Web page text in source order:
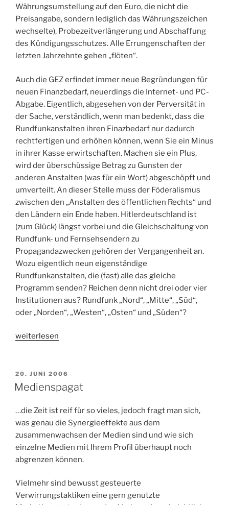
Währungsumstellung auf den Euro, die nicht die
Preisangabe, sondern lediglich das Währungszeichen
wechselte), Probezeitverlängerung und Abschaffung
des Kündigungsschutzes. Alle Errungenschaften der
letzten Jahrzehnte gehen „flöten“.
Auch die GEZ erfindet immer neue Begründungen für
neuen Finanzbedarf, neuerdings die Internet- und PC-
Abgabe. Eigentlich, abgesehen von der Perversität in
der Sache, verständlich, wenn man bedenkt, dass die
Rundfunkanstalten ihren Finazbedarf nur dadurch
rechtfertigen und erhöhen können, wenn Sie ein Minus
in ihrer Kasse erwirtschaften. Machen sie ein Plus,
wird der überschüssige Betrag zu Gunsten der
anderen Anstalten (was für ein Wort) abgeschöpft und
umverteilt. An dieser Stelle muss der Föderalismus
zwischen den „Anstalten des öffentlichen Rechts“ und
den Ländern ein Ende haben. Hitlerdeutschland ist
(zum Glück) längst vorbei und die Gleichschaltung von
Rundfunk- und Fernsehsendern zu
Propagandazwecken gehören der Vergangenheit an.
Wozu eigentlich neun eigenständige
Rundfunkanstalten, die (fast) alle das gleiche
Programm senden? Reichen denn nicht drei oder vier
Institutionen aus? Rundfunk „Nord“, „Mitte“, „Süd“,
oder „Norden“, „Westen“, „Osten“ und „Süden“?
„Die
weg“
weiterlesen
VERÖFFENTLICHT
AM
20. JUNI 2006
Medienspagat
…die Zeit ist reif für so vieles, jedoch fragt man sich,
was genau die Synergieeffekte aus dem
zusammenwachsen der Medien sind und wie sich
einzelne Medien mit Ihrem Profil überhaupt noch
abgrenzen können.
Vielmehr sind bewusst gesteuerte
Verwirrungstaktiken eine gern genutzte